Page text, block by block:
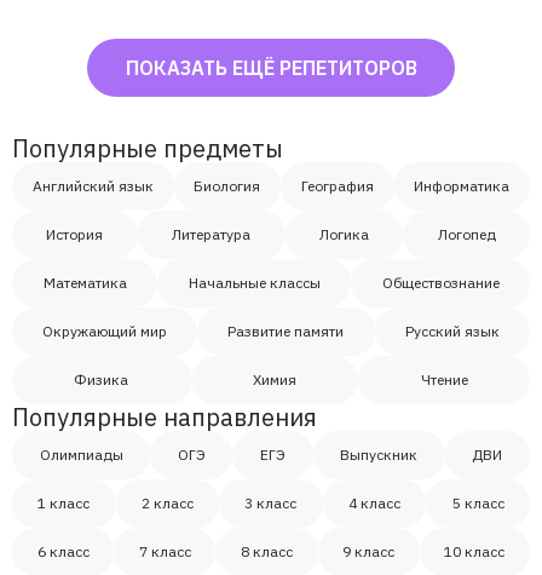
Гарри Поттера или сериал «Уэнсдэй» — мы будем
использовать их во время уроков. Буду счастлив
помочь вам развить ваши языковые навыки и
пробном уроке!
ПОКАЗАТЬ ЕЩЁ РЕПЕТИТОРОВ
Популярные предметы
Английский язык Биология География Информатика
История Литература Логика Логопед
Математика Начальные классы Обществознание
Окружающий мир Развитие памяти Русский язык
Физика Химия Чтение
Популярные направления
Олимпиады ОГЭ ЕГЭ Выпускник ДВИ
1 класс 2 класс 3 класс 4 класс 5 класс
6 класс 7 класс 8 класс 9 класс 10 класс